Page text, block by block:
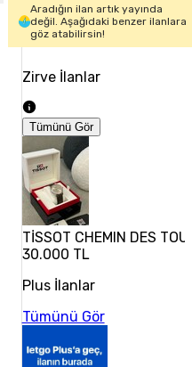
Aradığın ilan artık yayında
değil. Aşağıdaki benzer ilanlara
göz atabilirsin!
Zirve İlanlar
Tümünü Gör
TİSSOT CHEMIN DES
30.000 TL
Plus İlanlar
Tümünü Gör